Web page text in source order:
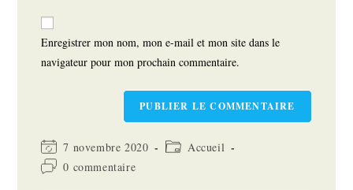
comment
de
votre
(facultatif)
Enregistrer mon nom, mon e-mail et mon site dans le
navigateur pour mon prochain commentaire.
Dernière
modification
de
7 novembre 2020
Post Accueil
Commentaires
0 commentaire